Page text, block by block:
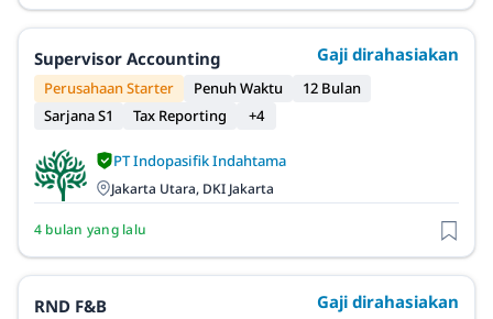
Supervisor Accounting Gaji dirahasiakan
Perusahaan Starter Penuh Waktu
12 Bulan
Sarjana S1
Tax Reporting +4
PT Indopasifik Indahtama
Jakarta Utara, DKI Jakarta
4 bulan yang lalu
RND F&B Gaji dirahasiakan